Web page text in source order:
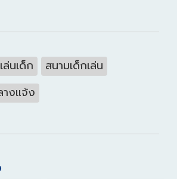
ล่นเด็ก
สนามเด็กเล่น
างแจ้ง